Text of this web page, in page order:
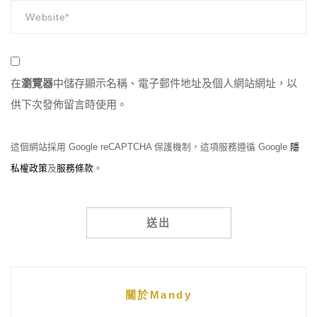
在瀏覽器中儲存顯示名稱、電子郵件地址及個人網站網址，以
供下次發佈留言時使用。
這個網站採用 Google reCAPTCHA 保護機制，這項服務遵循 Google 隱
私權政策及服務條款 。
關於Mandy